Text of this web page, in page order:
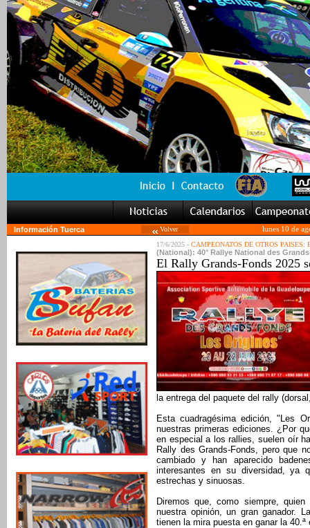
Información Tuerca Volver
lunes 10 de
17/6/2025 - CAMPEONATOS DE OTROS PAISES:
(National): 40° Rallye National des
El Rally Grands-Fonds 2025
la entrega del paquete del rally
Esta cuadragésima edición, "Les
nuestras primeras ediciones. ¿Por
en especial a los rallies, suelen oír
Rally des Grands-Fonds, pero que
cambiado y han aparecido
interesantes en su diversidad, ya
estrechas y sinuosas.
Diremos que, como siempre,
nuestra opinión, un gran ganador.
tienen la mira puesta en ganar la 40.ª